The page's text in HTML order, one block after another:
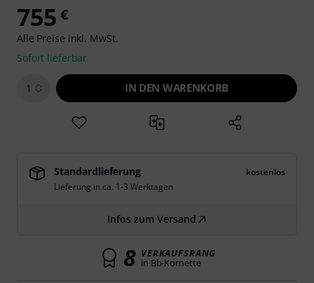
755 €
Alle Preise inkl. MwSt.
Sofort lieferbar
1 IN DEN WARENKORB
Standardlieferung
kostenlos
Lieferung in ca. 1-3 Werktagen
Infos zum Versand
8 VERKAUFSRANG
in Bb-Kornette